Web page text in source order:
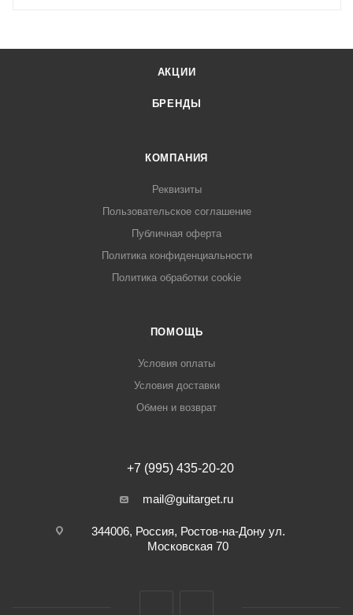
АКЦИИ
БРЕНДЫ
КОМПАНИЯ
Реквизиты
Пользовательское соглашение
Публичная оферта
Политика конфиденциальности
Политика обработки cookie
ПОМОЩЬ
Условия оплаты
Условия доставки
Обмен и возврат
+7 (995) 435-20-20
mail@guitarget.ru
344006, Россия, Ростов-на-Дону ул.
Московская 70